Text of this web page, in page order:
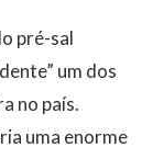
pré-sal
um dos
no país.
uma enorme